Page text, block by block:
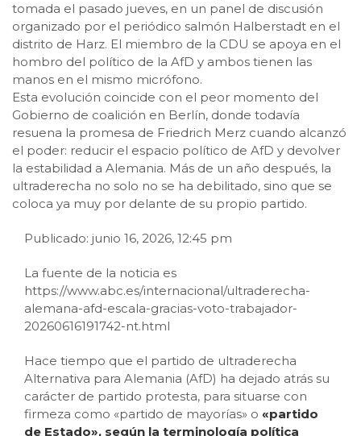
tomada el pasado jueves, en un panel de discusión
organizado por el periódico salmón Halberstadt en el
distrito de Harz. El miembro de la CDU se apoya en el
hombro del político de la AfD y ambos tienen las
manos en el mismo micrófono.
Esta evolución coincide con el peor momento del
Gobierno de coalición en Berlín, donde todavía
resuena la promesa de Friedrich Merz cuando alcanzó
el poder: reducir el espacio político de AfD y devolver
la estabilidad a Alemania. Más de un año después, la
ultraderecha no solo no se ha debilitado, sino que se
coloca ya muy por delante de su propio partido.
Publicado: junio 16, 2026, 12:45 pm
La fuente de la noticia es
https://www.abc.es/internacional/ultraderecha-
alemana-afd-escala-gracias-voto-trabajador-
20260616191742-nt.html
Hace tiempo que el partido de ultraderecha
Alternativa para Alemania (AfD) ha dejado atrás su
carácter de partido protesta, para situarse con
firmeza como «partido de mayorías» o «partido
de Estado», según la terminología política